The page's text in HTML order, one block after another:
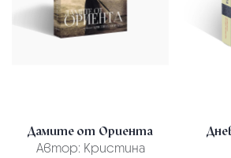
Дамите от Ориента
Автор: Кристина